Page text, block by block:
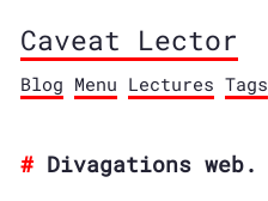
Caveat Lector
Blog Menu Lectures Tags
Divagations web.